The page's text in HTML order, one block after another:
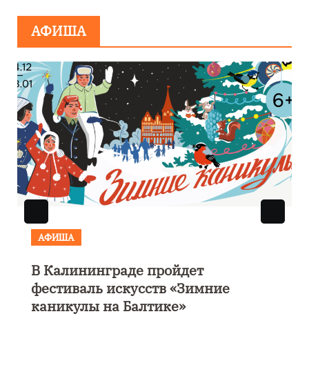
АФИША
АФИША
В Калининграде пройдет
фестиваль искусств «Зимние
каникулы на Балтике»